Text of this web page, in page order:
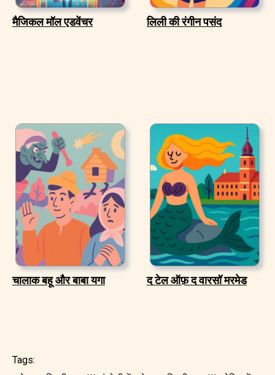
मैजिकल मॉल एडवेंचर लिली की रंगीन पसंद
चालाक बहू और बाबा यगा द टेल ऑफ़ द वारसॉ मरमेड
Tags: